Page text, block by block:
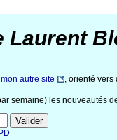
Laurent
autre site , orienté vers
semaine) les nouveautés